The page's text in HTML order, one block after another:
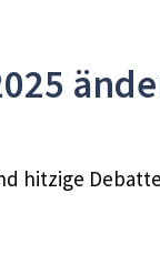
hitzige